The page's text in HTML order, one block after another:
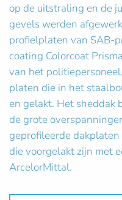
op de uitstraling en de
gevels werden
profielplaten van SAB-
coating Colorcoat
van het
platen die in het
en gelakt. Het sheddak
de grote
geprofileerde dakplaten
die voorgelakt zijn met
ArcelorMittal.